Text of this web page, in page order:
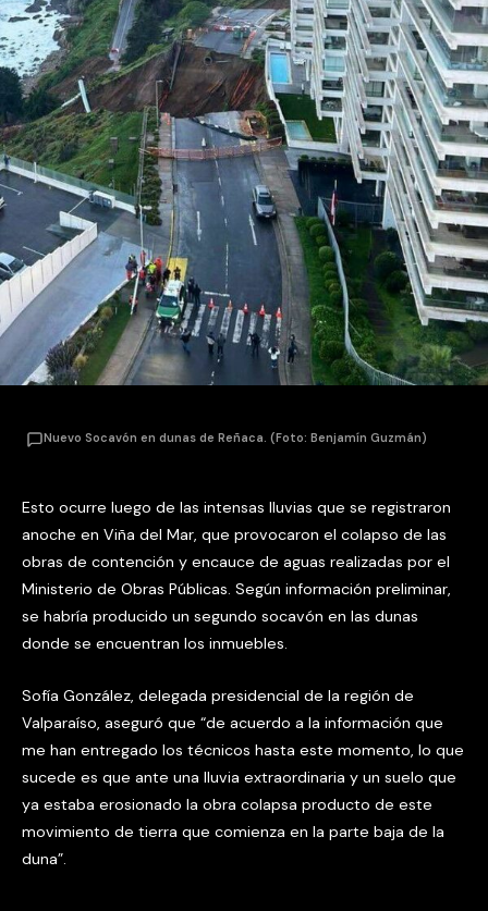
Nuevo Socavón en dunas de Reñaca. (Foto: Benjamín Guzmán)
Esto ocurre luego de las intensas lluvias que se registraron
anoche en Viña del Mar, que provocaron el colapso de las
obras de contención y encauce de aguas realizadas por el
Ministerio de Obras Públicas. Según información preliminar,
se habría producido un segundo socavón en las dunas
donde se encuentran los inmuebles.
Sofía González, delegada presidencial de la región de
Valparaíso, aseguró que “de acuerdo a la información que
me han entregado los técnicos hasta este momento, lo que
sucede es que ante una lluvia extraordinaria y un suelo que
ya estaba erosionado la obra colapsa producto de este
movimiento de tierra que comienza en la parte baja de la
duna”.